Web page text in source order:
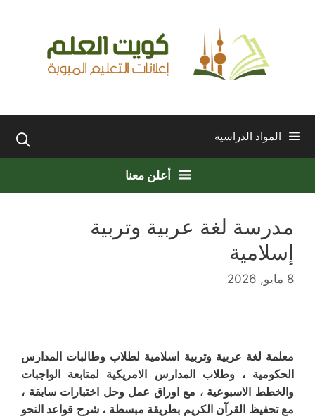
المواد الدراسية
أعلن معنا
مدرسة لغة عربية وتربية
إسلامية
8 مايو, 2026
معلمة لغة عربية وتربية اسلامية لطلاب وطالبات المدارس
الحكومية ، وطلاب المدارس الامريكية لمتابعة الواجبات
والخطط الاسبوعية ، مع اوراق عمل وحل اختبارات سابقة ،
مع تحفيظ القرآن الكريم بطريقة مبسطة ، شرح قواعد النحو